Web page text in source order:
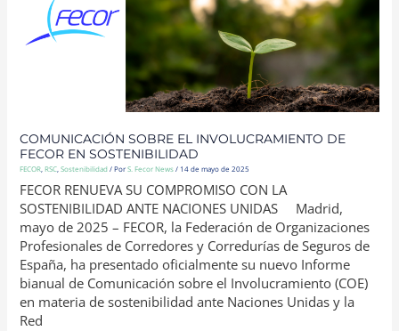
COMUNICACIÓN SOBRE EL INVOLUCRAMIENTO DE
FECOR EN SOSTENIBILIDAD
FECOR,RSC,Sostenibilidad/ PorS. Fecor News/ 14 de mayo de 2025
FECOR RENUEVA SU COMPROMISO CON LA
SOSTENIBILIDAD ANTE NACIONES UNIDAS Madrid,
mayo de 2025 – FECOR, la Federación de Organizaciones
Profesionales de Corredores y Corredurías de Seguros de
España, ha presentado oficialmente su nuevo Informe
bianual de Comunicación sobre el Involucramiento (COE)
en materia de sostenibilidad ante Naciones Unidas y la
Red
SOSTENIBILIDAD